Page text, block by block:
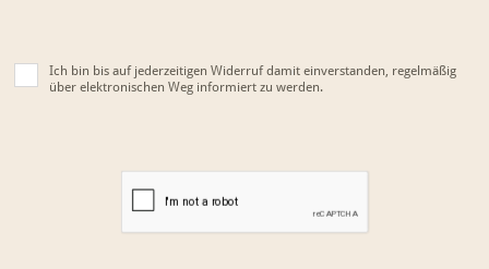
Ich bin bis auf jederzeitigen Widerruf damit einverstanden, regelmäßig
über elektronischen Weg informiert zu werden.